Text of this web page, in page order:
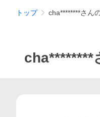
トップ cha********さん
cha********